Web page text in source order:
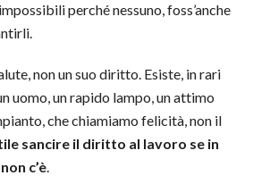
perché nessuno, foss’anche
non un suo diritto. Esiste, in rari
uomo, un rapido lampo, un attimo
che chiamiamo felicità, non il
sancire il diritto al lavoro se in
c’è.